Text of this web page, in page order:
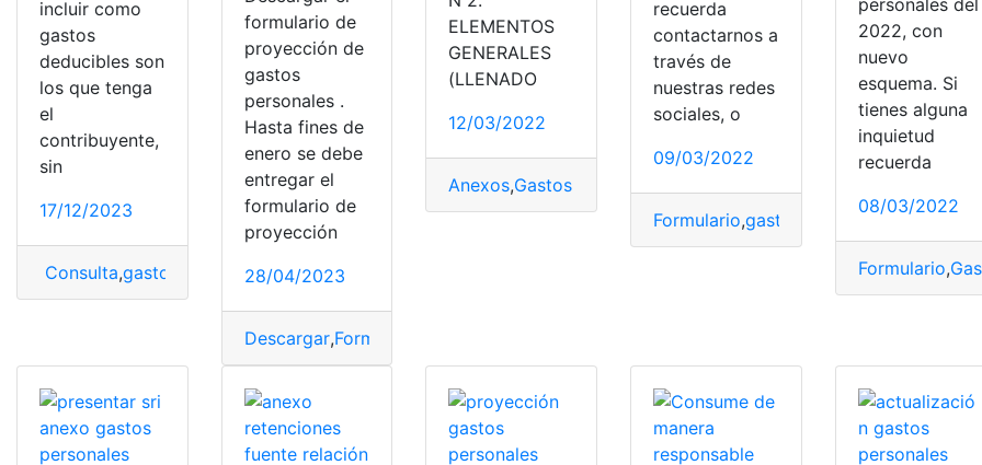
incluir como
gastos
deducibles son
los que tenga
el
contribuyente,
sin
17/12/2023
Consulta,gastos Gastos Deducibles,Gastos Personales
formulario de
proyección de
gastos
personales .
Hasta fines de
enero se debe
entregar el
formulario de
proyección
28/04/2023
Descargar,Formulario
ELEMENTOS
GENERALES
(LLENADO
12/03/2022
Anexos,Gastos Personales
recuerda
contactarnos a
través de
nuestras redes
sociales, o
09/03/2022
Formulario,gastos Gastos Personales
personales del
2022, con
nuevo
esquema. Si
tienes alguna
inquietud
recuerda
08/03/2022
Formulario,